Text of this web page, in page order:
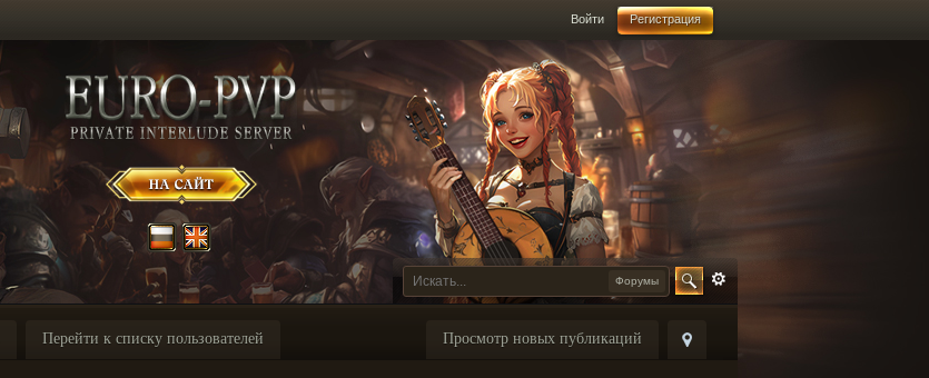
Войти Регистрация
Форумы
Просмотр новых публикаций
Перейти к списку пользователей